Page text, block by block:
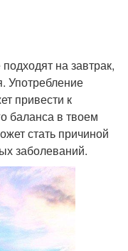
на завтрак,
Употребление
привести к
баланса в твоем
стать причиной
заболеваний.